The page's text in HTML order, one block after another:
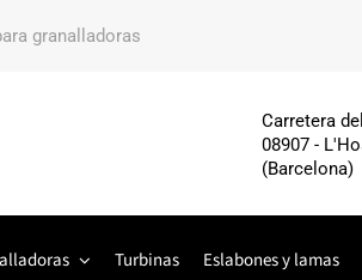
granalladoras
Carretera
08907 -
(Barcelona)
Turbinas Eslabones y lamas